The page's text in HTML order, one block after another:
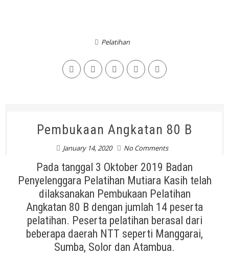
Pelatihan
Pembukaan Angkatan 80 B
January 14, 2020 No Comments
Pada tanggal 3 Oktober 2019 Badan
Penyelenggara Pelatihan Mutiara Kasih telah
dilaksanakan Pembukaan Pelatihan
Angkatan 80 B dengan jumlah 14 peserta
pelatihan. Peserta pelatihan berasal dari
beberapa daerah NTT seperti Manggarai,
Sumba, Solor dan Atambua.